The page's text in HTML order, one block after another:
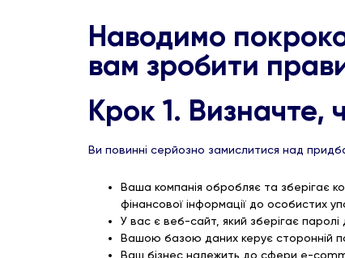
Наводимо
вам зробити
Крок 1. Визначте,
Ви повинні серйозно замислитися над
Ваша компанія обробляє та зберігає
фінансової інформації до особистих
У вас є веб-сайт, який зберігає паролі
Вашою базою даних керує сторонній
Bаш бізнес належить до сфери e-